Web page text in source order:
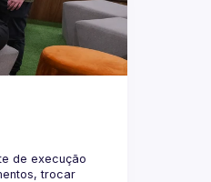
de execução
trocar